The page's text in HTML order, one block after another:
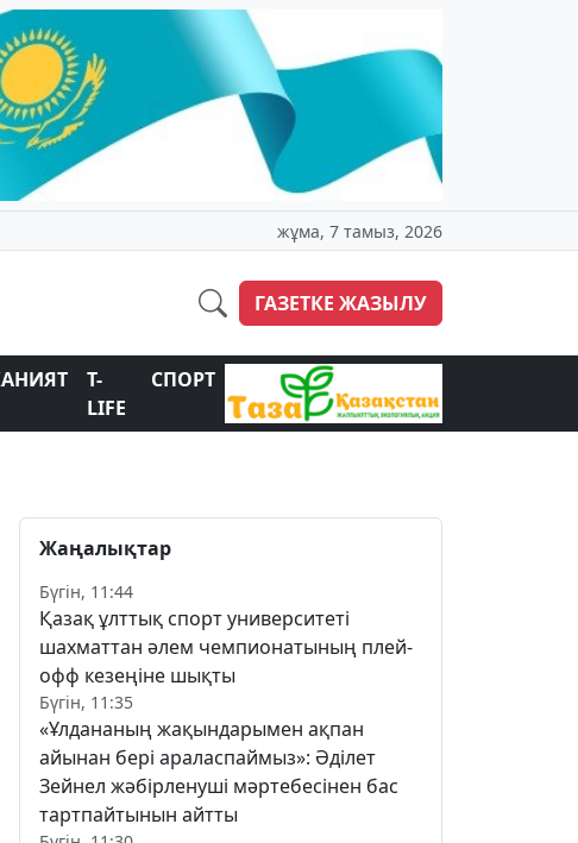
жұма, 7 тамыз, 2026
ГАЗЕТКЕ ЖАЗЫЛУ
T-
LIFE
СПОРТ
Жаңалықтар
Бүгін, 11:44
Қазақ ұлттық спорт университеті
шахматтан әлем чемпионатының плей-
офф кезеңіне шықты
Бүгін, 11:35
«Ұлдананың жақындарымен ақпан
айынан бері араласпаймыз»: Әділет
Зейнел жәбірленуші мәртебесінен бас
тартпайтынын айтты